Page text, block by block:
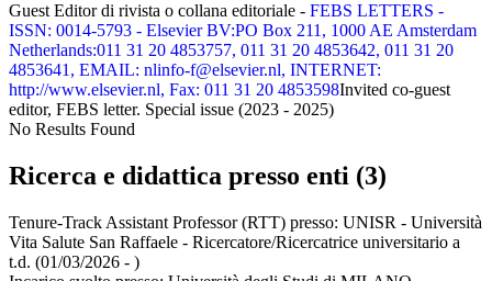
Guest Editor di rivista o collana editoriale - FEBS LETTERS -
ISSN: 0014-5793 - Elsevier BV:PO Box 211, 1000 AE Amsterdam
Netherlands:011 31 20 4853757, 011 31 20 4853642, 011 31 20
4853641, EMAIL: nlinfo-f@elsevier.nl, INTERNET:
http://www.elsevier.nl, Fax: 011 31 20 4853598Invited co-guest
editor, FEBS letter. Special issue (2023 - 2025)
No Results Found
Ricerca e didattica presso enti (3)
Tenure-Track Assistant Professor (RTT) presso: UNISR - Università
Vita Salute San Raffaele - Ricercatore/Ricercatrice universitario a
t.d. (01/03/2026 - )